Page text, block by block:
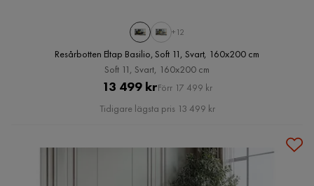
+12
Resårbotten Eltap Basilio, Soft 11, Svart, 160x200 cm
Soft 11, Svart, 160x200 cm
Pris
13 499 krOriginal
Pris
Förr 17 499 kr
Tidigare lägsta pris 13 499 kr